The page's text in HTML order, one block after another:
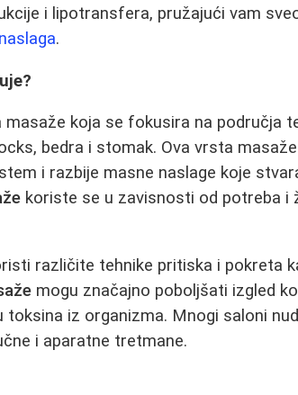
i lipotransfera, pružajući vam
.
masaže koja se fokusira na područja
bedra i stomak. Ova vrsta
i razbije masne naslage koje
koriste se u zavisnosti od potreba i
različite tehnike pritiska i pokreta
mogu značajno poboljšati izgled
iz organizma. Mnogi saloni
i aparatne tretmane.